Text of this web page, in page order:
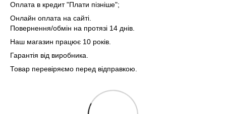
Оплата в кредит "Плати пізніше";
Онлайн оплата на сайті.
Повернення/обмін на протязі 14 днів.
Наш магазин працює 10 років.
Гарантія від виробника.
Товар перевіряємо перед відправкою.